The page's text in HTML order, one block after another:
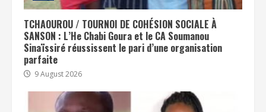
TCHAOUROU / TOURNOI DE COHÉSION SOCIALE À
SANSON : L’He Chabi Goura et le CA Soumanou
Sinaïssiré réussissent le pari d’une organisation
parfaite
9 August 2026